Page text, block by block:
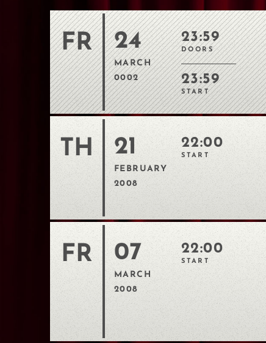
FR 24
MARCH
0002
23:59
DOORS
23:59
START
TH 21
FEBRUARY
2008
22:00
START
FR 07
MARCH
2008
22:00
START